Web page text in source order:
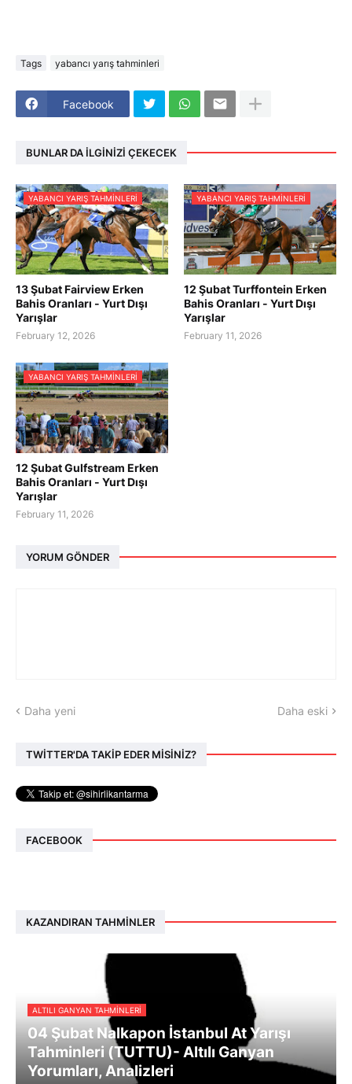
Tags yabancı yarış tahminleri
Facebook
BUNLAR DA İLGINIZI ÇEKECEK
YABANCI YARIŞ TAHMINLERI
13 Şubat Fairview Erken
Bahis Oranları - Yurt Dışı
Yarışlar
February 12, 2026
YABANCI YARIŞ TAHMINLERI
12 Şubat Turffontein Erken
Bahis Oranları - Yurt Dışı
Yarışlar
February 11, 2026
YABANCI YARIŞ TAHMINLERI
12 Şubat Gulfstream Erken
Bahis Oranları - Yurt Dışı
Yarışlar
February 11, 2026
YORUM GÖNDER
Daha yeni Daha eski
TWİTTER'DA TAKİP EDER MİSİNİZ?
FACEBOOK
KAZANDIRAN TAHMINLER
ALTILI GANYAN TAHMINLERI
04 Şubat Nalkapon İstanbul At Yarışı
Tahminleri (TUTTU)- Altılı Ganyan
Yorumları, Analizleri